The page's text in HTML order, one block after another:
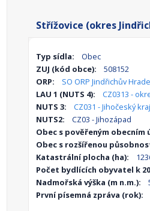
Střížovice (okres
Typ sídla:
Obec
ZUJ (kód obce):
508152
ORP:
SO ORP Jindřichův
LAU 1 (NUTS 4):
CZ0313 -
NUTS 3:
CZ031 - Jihočeský kraj
NUTS2:
CZ03 - Jihozápad
Obec s pověřeným obecním
Obec s rozšířenou
Katastrální plocha (ha):
Počet bydlících obyvatel k
Nadmořská výška (m n.m.):
První písemná zpráva (rok):